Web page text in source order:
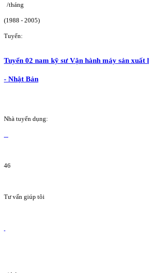
/tháng
(1988 - 2005)
Tuyển:
Tuyển 02 nam kỹ sư Vận hành máy sản
- Nhật Bản
Nhà tuyển dụng:
46
Tư vấn giúp tôi